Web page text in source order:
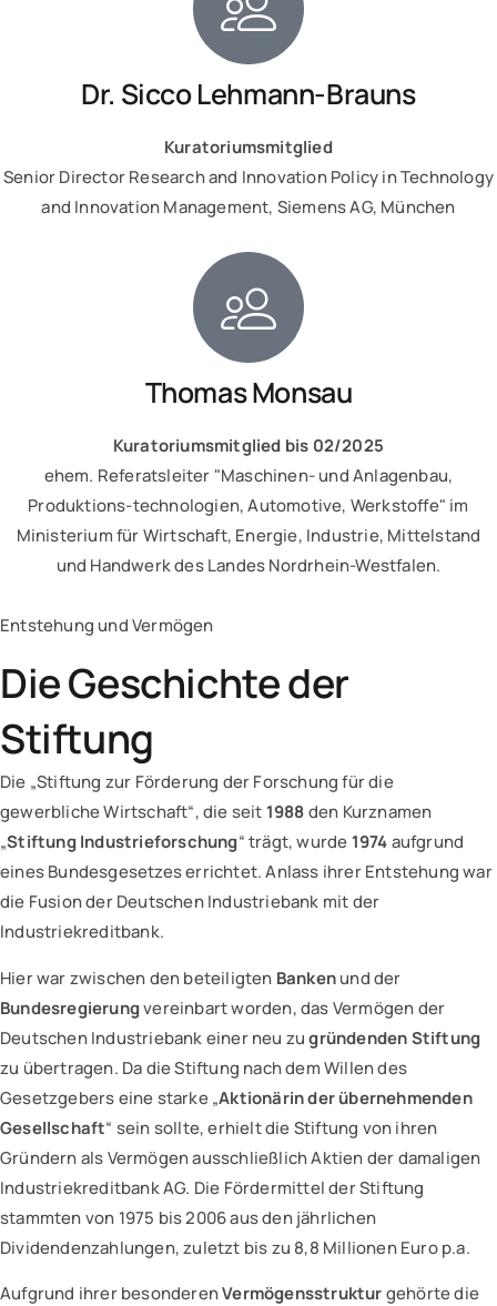
Dr. Sicco Lehmann-Brauns
Kuratoriumsmitglied
Senior Director Research and Innovation Policy in Technology
and Innovation Management, Siemens AG, München
Thomas Monsau
Kuratoriumsmitglied bis 02/2025
ehem. Referatsleiter "Maschinen- und Anlagenbau,
Produktions-technologien, Automotive, Werkstoffe" im
Ministerium für Wirtschaft, Energie, Industrie, Mittelstand
und Handwerk des Landes Nordrhein-Westfalen.
Entstehung und Vermögen
Die Geschichte der
Stiftung
Die „Stiftung zur Förderung der Forschung für die
gewerbliche Wirtschaft“, die seit 1988den Kurznamen
„Stiftung Industrieforschung“ trägt, wurde 1974aufgrund
eines Bundesgesetzes errichtet. Anlass ihrer Entstehung war
die Fusion der Deutschen Industriebank mit der
Industriekreditbank.
Hier war zwischen den beteiligten Bankenund der
Bundesregierungvereinbart worden, das Vermögen der
Deutschen Industriebank einer neu zugründenden Stiftung
zu übertragen. Da die Stiftung nach dem Willen des
Gesetzgebers eine starke „Aktionärin der übernehmenden
Gesellschaft“ sein sollte, erhielt die Stiftung von ihren
Gründern als Vermögen ausschließlich Aktien der damaligen
Industriekreditbank AG. Die Fördermittel der Stiftung
stammten von 1975 bis 2006 aus den jährlichen
Dividendenzahlungen, zuletzt bis zu 8,8 Millionen Euro p.a.
Aufgrund ihrer besonderenVermögensstrukturgehörte die